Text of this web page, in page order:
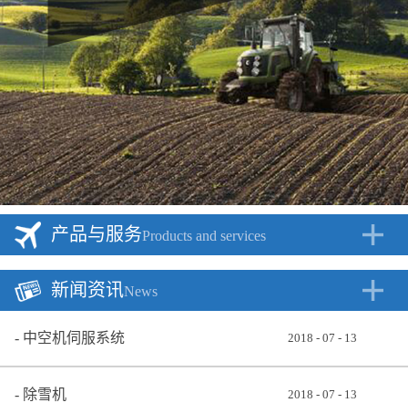
产品与服务Products and services
新闻资讯News
中空机伺服系统 2018 - 07 - 13
除雪机 2018 - 07 - 13